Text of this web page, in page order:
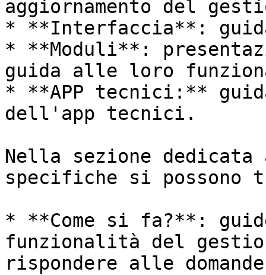
aggiornamento del
* **Interfaccia**:
* **Moduli**:
guida alle loro
* **APP tecnici:**
dell'app tecnici.
Nella sezione
specifiche si possono
* **Come si fa?**:
funzionalità del
rispondere alle